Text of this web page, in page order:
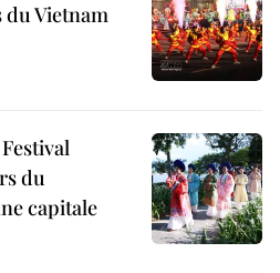
Vietnam
du
capitale